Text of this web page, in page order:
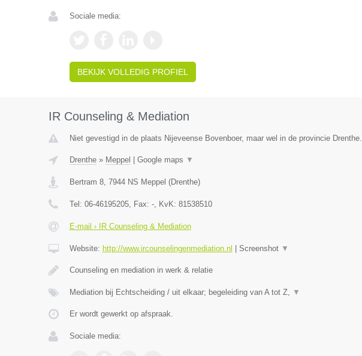
Sociale media:
BEKIJK VOLLEDIG PROFIEL
IR Counseling & Mediation
Niet gevestigd in de plaats Nijeveense Bovenboer, maar wel in de provincie Drenthe.
Drenthe» Meppel Google maps ▼
Bertram 8, 7944 NS Meppel (Drenthe)
Tel: 06-46195205, Fax: -, KvK: 81538510
E-mail › IR Counseling & Mediation
Website: http://www.ircounselingenmediation.nl Screenshot ▼
Counseling en mediation in werk & relatie
Mediation bij Echtscheiding / uit elkaar; begeleiding van A tot Z, ▼
Er wordt gewerkt op afspraak.
Sociale media: